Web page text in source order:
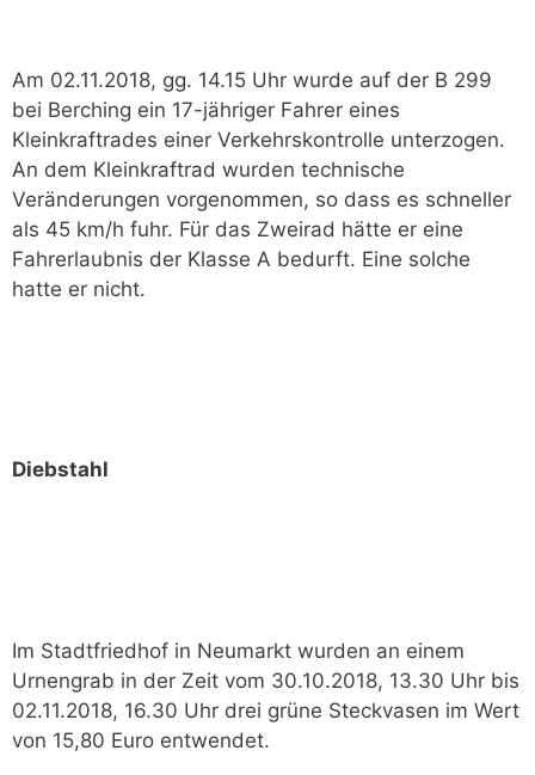
Am 02.11.2018, gg. 14.15 Uhr wurde auf der B 299
bei Berching ein 17-jähriger Fahrer eines
Kleinkraftrades einer Verkehrskontrolle unterzogen.
An dem Kleinkraftrad wurden technische
Veränderungen vorgenommen, so dass es schneller
als 45 km/h fuhr. Für das Zweirad hätte er eine
Fahrerlaubnis der Klasse A bedurft. Eine solche
hatte er nicht.
Diebstahl
Im Stadtfriedhof in Neumarkt wurden an einem
Urnengrab in der Zeit vom 30.10.2018, 13.30 Uhr bis
02.11.2018, 16.30 Uhr drei grüne Steckvasen im Wert
von 15,80 Euro entwendet.